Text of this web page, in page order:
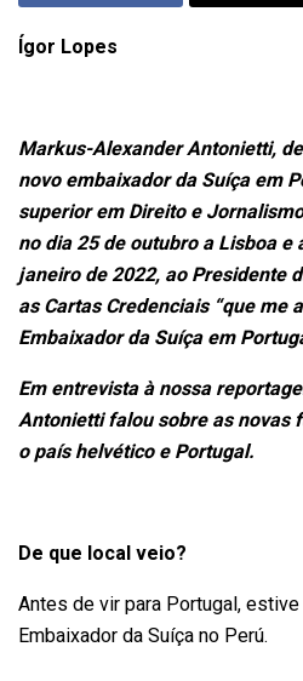
Ígor Lopes
Markus-Alexander Antonietti,
novo embaixador da Suíça em
superior em Direito e
no dia 25 de outubro a Lisboa e
janeiro de 2022, ao Presidente
as Cartas Credenciais “que me
Embaixador da Suíça em
Em entrevista à nossa
Antonietti falou sobre as novas
o país helvético e Portugal.
De que local veio?
Antes de vir para Portugal,
Embaixador da Suíça no Perú.